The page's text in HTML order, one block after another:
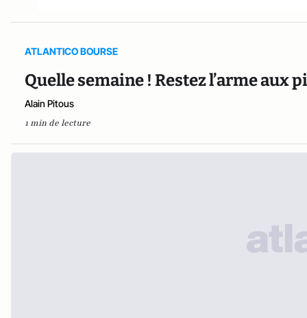
ATLANTICO BOURSE
Quelle semaine ! Restez l’arme aux
Alain Pitous
1 min de lecture